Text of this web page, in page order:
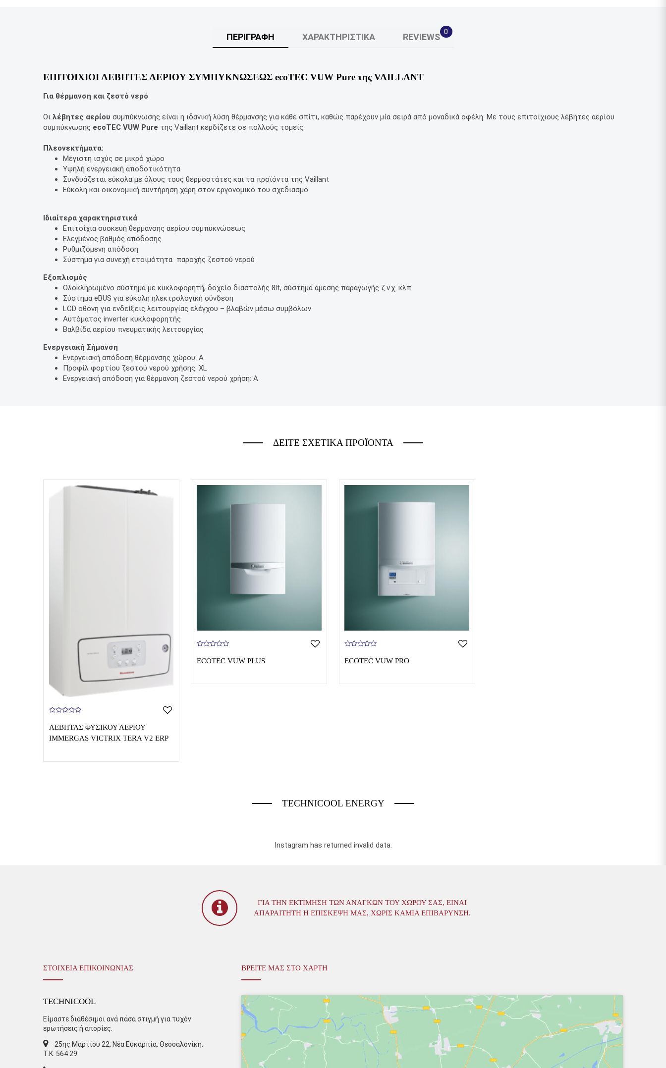
ΠΕΡΙΓΡΑΦΉ ΧΑΡΑΚΤΗΡΙΣΤΙΚΆ REVIEWS
0
ΕΠΙΤΟΙXΙΟΙ ΛΕΒΗΤΕΣ ΑΕΡΙΟΥ ΣΥΜΠΥΚΝΩΣΕΩΣ ecoTEC VUW Pure της VAILLANT
Για θέρμανση και ζεστό νερό
Οι λέβητες αερίου συμπύκνωσης είναι η ιδανική λύση θέρμανσης για κάθε σπίτι, καθώς παρέχουν μία σειρά από μοναδικά οφέλη. Με τους επιτοίχιους λέβητες αερίου
συμπύκνωσης ecoTEC VUW Pure της Vaillant κερδίζετε σε πολλούς τομείς:
Πλεονεκτήματα:
Μέγιστη ισχύς σε μικρό χώρο
Υψηλή ενεργειακή αποδοτικότητα
Συνδυάζεται εύκολα με όλους τους θερμοστάτες και τα προϊόντα της Vaillant
Εύκολη και οικονομική συντήρηση χάρη στον εργονομικό του σχεδιασμό
Ιδιαίτερα χαρακτηριστικά
Επιτοίχια συσκευή θέρμανσης αερίου συμπυκνώσεως
Ελεγμένος βαθμός απόδοσης
Ρυθμιζόμενη απόδοση
Σύστημα για συνεχή ετοιμότητα παροχής ζεστού νερού
Εξοπλισμός
Ολοκληρωμένο σύστημα με κυκλοφορητή, δοχείο διαστολής 8lt, σύστημα άμεσης παραγωγής ζ.ν.χ. κλπ
Σύστημα eBUS για εύκολη ηλεκτρολογική σύνδεση
LCD οθόνη για ενδείξεις λειτουργίας ελέγχου – βλαβών μέσω συμβόλων
Αυτόματος inverter κυκλοφορητής
Βαλβίδα αερίου πνευματικής λειτουργίας
Ενεργειακή Σήμανση
Ενεργειακή απόδοση θέρμανσης χώρου: A
Προφίλ φορτίου ζεστού νερού χρήσης: XL
Ενεργειακή απόδοση για θέρμανση ζεστού νερού χρήση: Α
ΔΕΙΤΕ ΣΧΕΤΙΚΑ ΠΡΟΪΟΝΤΑ
o
u
t
o
ΛΕΒΗΤΑΣ ΦΥΣΙΚΟΥ ΑΕΡΙΟΥ
IMMERGAS VICTRIX TERA V2 ERP
o
u
f
ECOTEC VUW PLUS
o
u
f
ECOTEC VUW PRO
TECHNICOOL ENERGY
Instagram has returned invalid data.
ΓΙΑ ΤΗΝ ΕΚΤΊΜΗΣΗ ΤΩΝ ΑΝΑΓΚΏΝ ΤΟΥ ΧΏΡΟΥ ΣΑΣ, ΕΊΝΑΙ
ΑΠΑΡΑΊΤΗΤΗ Η ΕΠΊΣΚΕΨΗ ΜΑΣ, ΧΩΡΊΣ ΚΑΜΊΑ ΕΠΙΒΆΡΥΝΣΗ.
ΣΤΟΙΧΕΙΑ ΕΠΙΚΟΙΝΩΝΙΑΣ
TECHNICOOL
Είμαστε διαθέσιμοι ανά πάσα στιγμή για τυχόν
ερωτήσεις ή απορίες.
25ης Μαρτίου 22, Νέα Ευκαρπία, Θεσσαλονίκη,
Τ.Κ. 564 29
ΒΡΕΙΤΕ ΜΑΣ ΣΤΟ ΧΑΡΤΗ